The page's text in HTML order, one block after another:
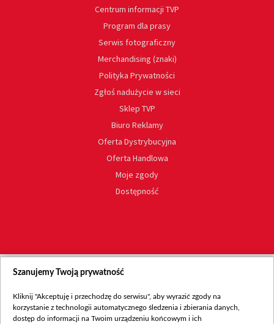
Centrum informacji TVP
Program dla prasy
Serwis fotograficzny
Merchandising (znaki)
Polityka Prywatności
Zgłoś nadużycie w sieci
Sklep TVP
Biuro Reklamy
Oferta Dystrybucyjna
Oferta Handlowa
Moje zgody
Dostępność
Szanujemy Twoją prywatność
Kliknij "Akceptuję i przechodzę do serwisu", aby wyrazić zgody na
korzystanie z technologii automatycznego śledzenia i zbierania danych,
dostęp do informacji na Twoim urządzeniu końcowym i ich